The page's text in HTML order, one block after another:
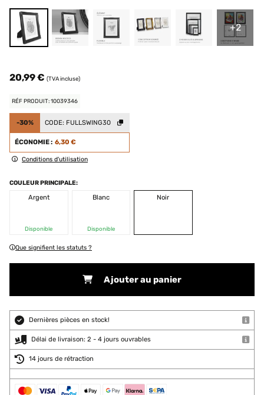
+2
20,99 € (TVA incluse)
RÉF PRODUIT: 10039346
-30% CODE: FULLSWING30
ÉCONOMIE : 6,30 €
Conditions d'utilisation
COULEUR PRINCIPALE:
Argent
Disponible
Blanc
Disponible
Noir
Que signifient les statuts ?
Ajouter au panier
Dernières pièces en stock!
Délai de livraison: 2 - 4 jours ouvrables
14 jours de rétraction